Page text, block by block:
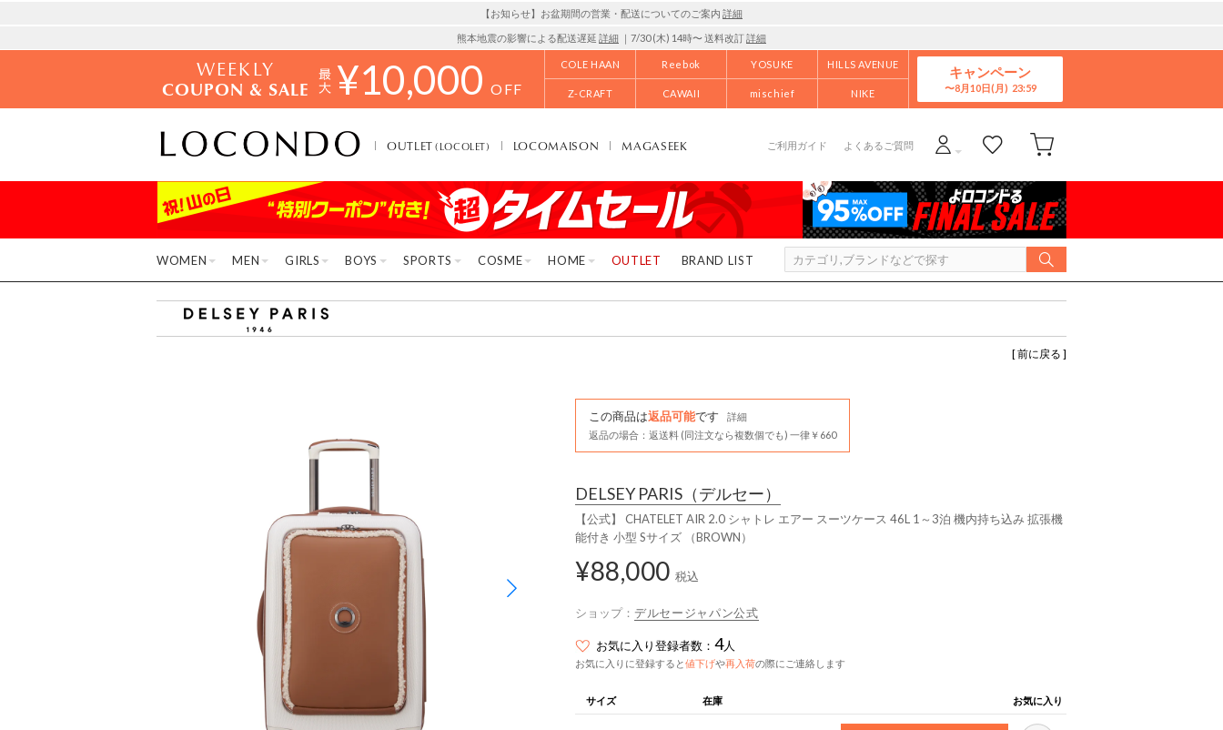
【お知らせ】お盆期間の営業・配送についてのご案内 詳細
熊本地震の影響による配送遅延 詳細 ｜7/30 (木) 14時〜 送料改訂詳細
WEEKLY
COUPON & SALE ¥10,000 OFF
COLE HAAN Reebok YOSUKE HILLS AVENUE
Z-CRAFT CAWAII mischief NIKE
キャンペーン
8月10日(月)
OUTLET(LOCOLET) LOCOMAISON MAGASEEK ご利用ガイド よくあるご質問
WOMEN MEN GIRLS BOYS SPORTS COSME HOME OUTLET BRAND LIST
[ 前に戻る ]
この商品は返品可能です
詳細
返品の場合：返送料 (同注文なら複数個でも) 一律￥660
DELSEY PARIS （デルセー）
【公式】 CHATELET AIR 2.0 シャトレ エアー スーツケース 46L 1～3泊 機内持ち込み 拡張機
能付き 小型 Sサイズ （BROWN）
¥88,000 税込
ショップ： デルセージャパン公式
お気に入り登録者数： 4人
お気に入りに登録すると値下げや再入荷の際にご連絡します
サイズ 在庫 お気に入り